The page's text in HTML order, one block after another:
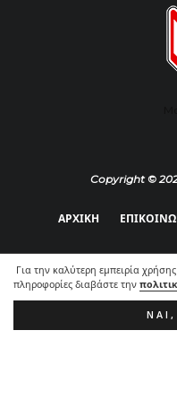
Για την καλύτερη εμπειρία
πληροφορίες διαβάστε την
Copyright ©
ΑΡΧΙΚΗ